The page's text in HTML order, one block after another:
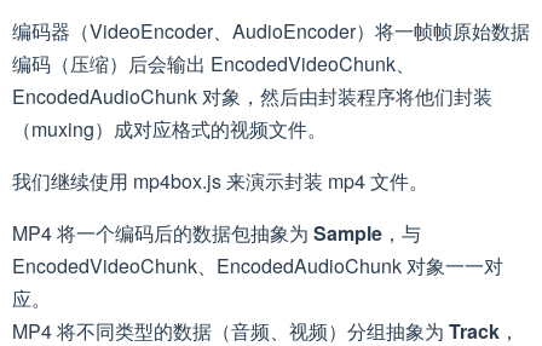
编码器（VideoEncoder、AudioEncoder）将一帧帧原始数据
编码（压缩）后会输出 EncodedVideoChunk、
EncodedAudioChunk 对象，然后由封装程序将他们封装
（muxing）成对应格式的视频文件。
我们继续使用 mp4box.js 来演示封装 mp4 文件。
MP4 将一个编码后的数据包抽象为 Sample ，与
EncodedVideoChunk、EncodedAudioChunk 对象一一对
应。
MP4 将不同类型的数据（音频、视频）分组抽象为 Track ，